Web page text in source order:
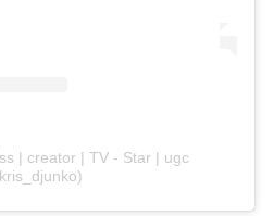
| creator | TV - Star | ugc